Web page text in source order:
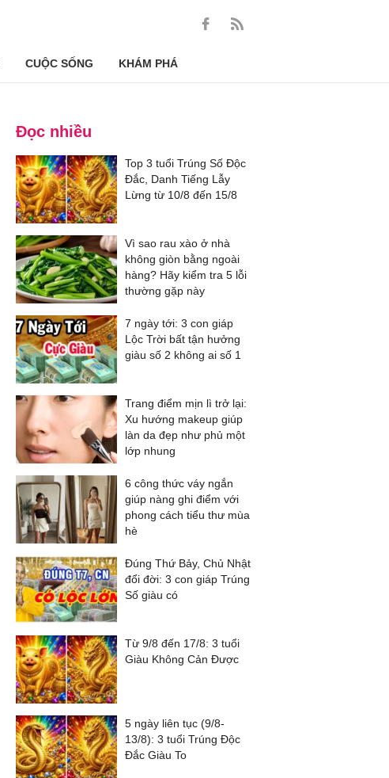
CUỘC SỐNG KHÁM PHÁ
Đọc nhiều
Top 3 tuổi Trúng Số Độc
Đắc, Danh Tiếng Lẫy
Lừng từ 10/8 đến 15/8
Vì sao rau xào ở nhà
không giòn bằng ngoài
hàng? Hãy kiểm tra 5 lỗi
thường gặp này
7 ngày tới: 3 con giáp
Lộc Trời bất tận hưởng
giàu số 2 không ai số 1
Trang điểm mịn lì trở lại:
Xu hướng makeup giúp
làn da đẹp như phủ một
lớp nhung
6 công thức váy ngắn
giúp nàng ghi điểm với
phong cách tiểu thư mùa
hè
Đúng Thứ Bảy, Chủ Nhật
đổi đời: 3 con giáp Trúng
Số giàu có
Từ 9/8 đến 17/8: 3 tuổi
Giàu Không Cản Được
5 ngày liên tục (9/8-
13/8): 3 tuổi Trúng Độc
Đắc Giàu To